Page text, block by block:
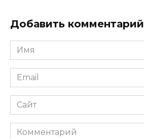
Добавить комментарий
Имя
Email
Сайт
Комментарий